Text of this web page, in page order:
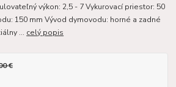
výkon: 2,5 - 7 Vykurovací priestor: 50
150 mm Vývod dymovodu: horné a zadné
... celý popis
€